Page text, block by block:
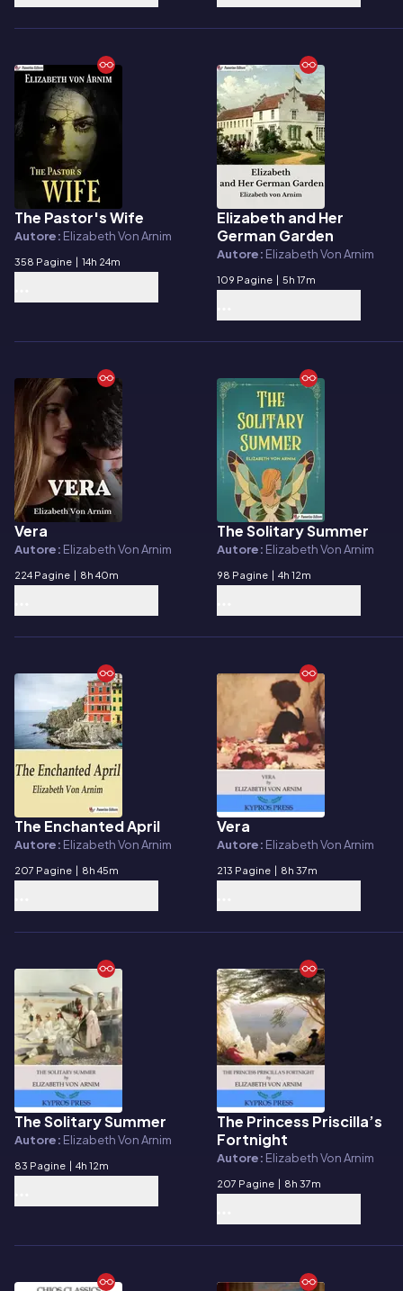
E-book
The Pastor's Wife
Autore: Elizabeth Von Arnim
358 Pagine | 14h 24m
E-book
Elizabeth and Her
German Garden
Autore: Elizabeth Von Arnim
109 Pagine | 5h 17m
E-book
Vera
Autore: Elizabeth Von Arnim
224 Pagine | 8h 40m
E-book
The Solitary Summer
Autore: Elizabeth Von Arnim
98 Pagine | 4h 12m
E-book
The Enchanted April
Autore: Elizabeth Von Arnim
207 Pagine | 8h 45m
E-book
Vera
Autore: Elizabeth Von Arnim
213 Pagine | 8h 37m
E-book
The Solitary Summer
Autore: Elizabeth Von Arnim
83 Pagine | 4h 12m
E-book
The Princess Priscilla’s
Fortnight
Autore: Elizabeth Von Arnim
207 Pagine | 8h 37m